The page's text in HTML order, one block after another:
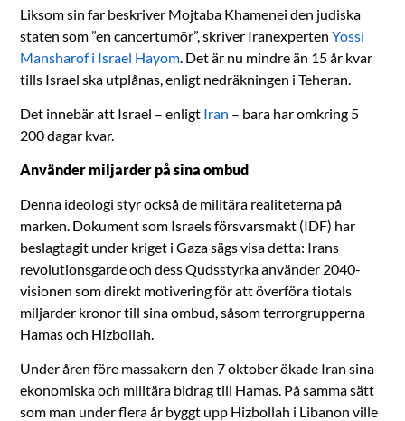
Liksom sin far beskriver Mojtaba Khamenei den judiska
staten som ”en cancertumör”, skriver IranexpertenYossi
Mansharof i Israel Hayom. Det är nu mindre än 15 år kvar
tills Israel ska utplånas, enligt nedräkningen i Teheran.
Det innebär att Israel – enligt Iran – bara har omkring 5
200 dagar kvar.
Använder miljarder på sina ombud
Denna ideologi styr också de militära realiteterna på
marken. Dokument som Israels försvarsmakt (IDF) har
beslagtagit under kriget i Gaza sägs visa detta: Irans
revolutionsgarde och dess Qudsstyrka använder 2040-
visionen som direkt motivering för att överföra tiotals
miljarder kronor till sina ombud, såsom terrorgrupperna
Hamas och Hizbollah.
Under åren före massakern den 7 oktober ökade Iran sina
ekonomiska och militära bidrag till Hamas. På samma sätt
som man under flera år byggt upp Hizbollah i Libanon ville